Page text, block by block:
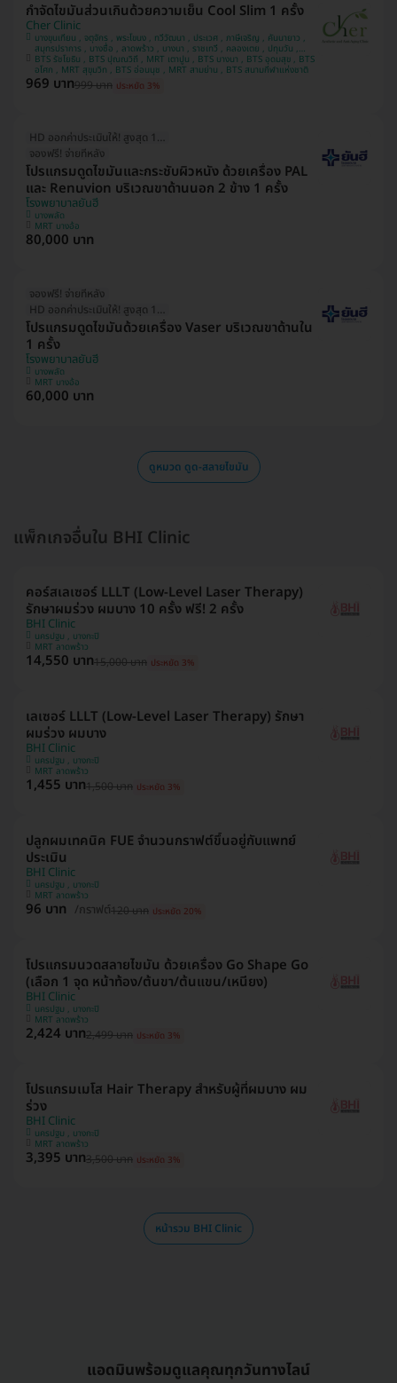
กำจัดไขมันส่วนเกินด้วยความเย็น Cool Slim 1 ครั้ง
Cher Clinic
บางขุนเทียน , จตุจักร , พระโขนง , ทวีวัฒนา , ประเวศ , ภาษีเจริญ , คันนายาว ,
สมุทรปราการ , บางซื่อ , ลาดพร้าว , บางนา , ราชเทวี , คลองเตย , ปทุมวัน ,
ลาดกระบัง , บางแค
BTS รัชโยธิน , BTS ปุณณวิถี , MRT เตาปูน , BTS บางนา , BTS อุดมสุข , BTS
อโศก , MRT สุขุมวิท , BTS อ่อนนุช , MRT สามย่าน , BTS สนามกีฬาแห่งชาติ
969 บาท999 บาท ประหยัด 3%
HD ออกค่าประเมินให้! สูงสุด 1500 บ.
จองฟรี! จ่ายทีหลัง
โปรแกรมดูดไขมันและกระชับผิวหนัง ด้วยเครื่อง PAL
และ Renuvion บริเวณขาด้านนอก 2 ข้าง 1 ครั้ง
โรงพยาบาลยันฮี
บางพลัด
MRT บางอ้อ
80,000 บาท
จองฟรี! จ่ายทีหลัง
HD ออกค่าประเมินให้! สูงสุด 1500 บ.
โปรแกรมดูดไขมันด้วยเครื่อง Vaser บริเวณขาด้านใน
1 ครั้ง
โรงพยาบาลยันฮี
บางพลัด
MRT บางอ้อ
60,000 บาท
ดูหมวด ดูด-สลายไขมัน
แพ็กเกจอื่นใน BHI Clinic
คอร์สเลเซอร์ LLLT (Low-Level Laser Therapy)
รักษาผมร่วง ผมบาง 10 ครั้ง ฟรี! 2 ครั้ง
BHI Clinic
นครปฐม , บางกะปิ
MRT ลาดพร้าว
14,550 บาท15,000 บาท ประหยัด 3%
เลเซอร์ LLLT (Low-Level Laser Therapy) รักษา
ผมร่วง ผมบาง
BHI Clinic
นครปฐม , บางกะปิ
MRT ลาดพร้าว
1,455 บาท1,500 บาท ประหยัด 3%
ปลูกผมเทคนิค FUE จำนวนกราฟต์ขึ้นอยู่กับแพทย์
ประเมิน
BHI Clinic
นครปฐม , บางกะปิ
MRT ลาดพร้าว
96 บาท /กราฟต์120 บาท ประหยัด 20%
โปรแกรมนวดสลายไขมัน ด้วยเครื่อง Go Shape Go
(เลือก 1 จุด หน้าท้อง/ต้นขา/ต้นแขน/เหนียง)
BHI Clinic
นครปฐม , บางกะปิ
MRT ลาดพร้าว
2,424 บาท2,499 บาท ประหยัด 3%
โปรแกรมเมโส Hair Therapy สำหรับผู้ที่ผมบาง ผม
ร่วง
BHI Clinic
นครปฐม , บางกะปิ
MRT ลาดพร้าว
3,395 บาท3,500 บาท ประหยัด 3%
หน้ารวม BHI Clinic
แอดมินพร้อมดูแลคุณทุกวันทางไลน์